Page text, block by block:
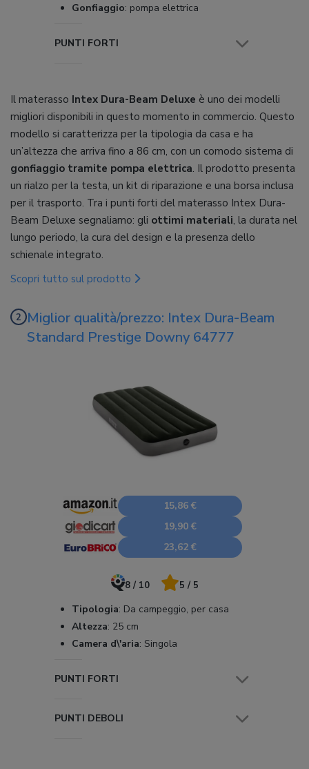
Gonfiaggio: pompa elettrica
PUNTI FORTI
Il materasso Intex Dura-Beam Deluxe è uno dei modelli
migliori disponibili in questo momento in commercio. Questo
modello si caratterizza per la tipologia da casa e ha
un’altezza che arriva fino a 86 cm, con un comodo sistema di
gonfiaggio tramite pompa elettrica. Il prodotto presenta
un rialzo per la testa, un kit di riparazione e una borsa inclusa
per il trasporto. Tra i punti forti del materasso Intex Dura-
Beam Deluxe segnaliamo: gli ottimi materiali, la durata nel
lungo periodo, la cura del design e la presenza dello
schienale integrato.
Scopri tutto sul prodotto
Miglior qualità/prezzo: Intex Dura-Beam
Standard Prestige Downy 64777
15,86 €
19,90 €
23,62 €
8 / 10 5 / 5
Tipologia: Da campeggio, per casa
Altezza: 25 cm
Camera d\'aria: Singola
PUNTI FORTI
PUNTI DEBOLI